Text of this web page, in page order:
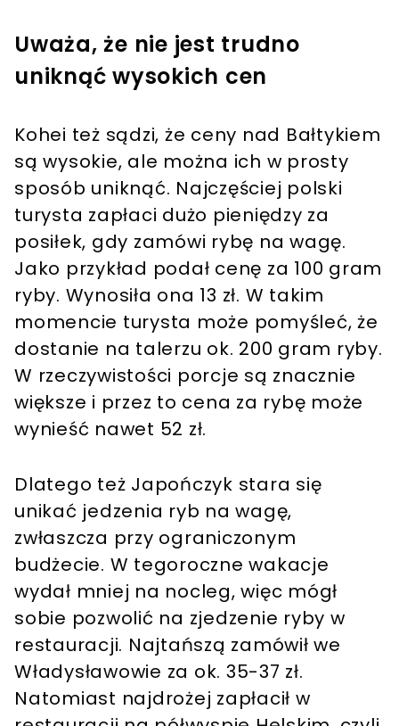
Uważa, że nie jest trudno
uniknąć wysokich cen
Kohei też sądzi, że ceny nad Bałtykiem
są wysokie, ale można ich w prosty
sposób uniknąć. Najczęściej polski
turysta zapłaci dużo pieniędzy za
posiłek, gdy zamówi rybę na wagę.
Jako przykład podał cenę za 100 gram
ryby. Wynosiła ona 13 zł. W takim
momencie turysta może pomyśleć, że
dostanie na talerzu ok. 200 gram ryby.
W rzeczywistości porcje są znacznie
większe i przez to cena za rybę może
wynieść nawet 52 zł.
Dlatego też Japończyk stara się
unikać jedzenia ryb na wagę,
zwłaszcza przy ograniczonym
budżecie. W tegoroczne wakacje
wydał mniej na nocleg, więc mógł
sobie pozwolić na zjedzenie ryby w
restauracji. Najtańszą zamówił we
Władysławowie za ok. 35-37 zł.
Natomiast najdrożej zapłacił w